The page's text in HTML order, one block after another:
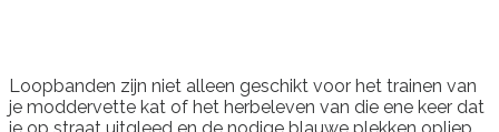
Loopbanden zijn niet alleen geschikt voor het trainen van
je moddervette kat of het herbeleven van die ene keer dat